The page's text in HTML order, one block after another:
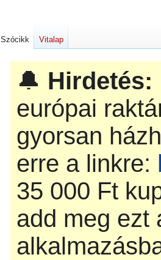
🔔 Hirdetés:
európai
gyorsan
erre a linkre:
‎35 000 Ft
add meg ezt
Szócikk Vitalap